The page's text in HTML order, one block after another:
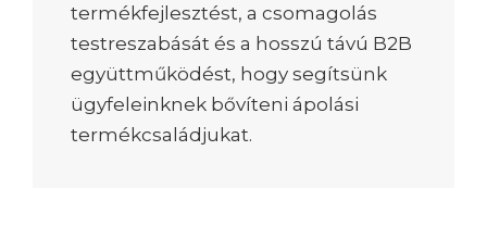
termékfejlesztést, a csomagolás
testreszabását és a hosszú távú B2B
együttműködést, hogy segítsünk
ügyfeleinknek bővíteni ápolási
termékcsaládjukat.